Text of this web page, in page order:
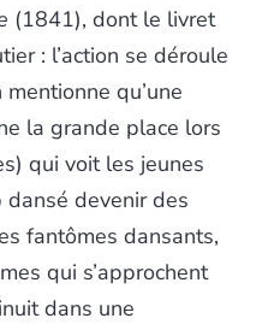
(1841), dont le livret
: l’action se déroule
qu’une
la grande place lors
qui voit les jeunes
dansé devenir des
fantômes dansants,
qui s’approchent
dans une